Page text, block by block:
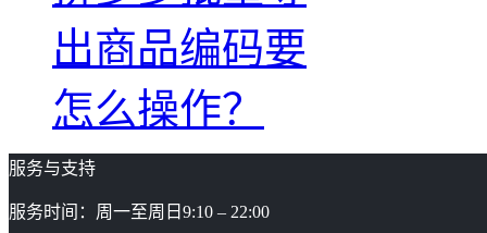
出商品编码要
怎么操作？
服务与支持
服务时间：周一至周日9:10 – 22:00